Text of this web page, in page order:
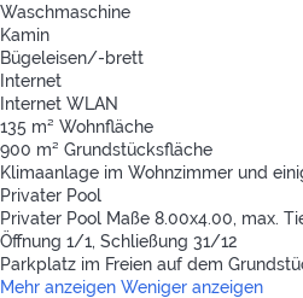
Waschmaschine
Kamin
Bügeleisen/-brett
Internet
Internet WLAN
135 m² Wohnfläche
900 m² Grundstücksfläche
Klimaanlage im Wohnzimmer und
Privater Pool
Privater Pool Maße 8.00x4.00, max.
Öffnung 1/1, Schließung 31/12
Parkplatz im Freien auf dem
Mehr anzeigen Weniger anzeigen